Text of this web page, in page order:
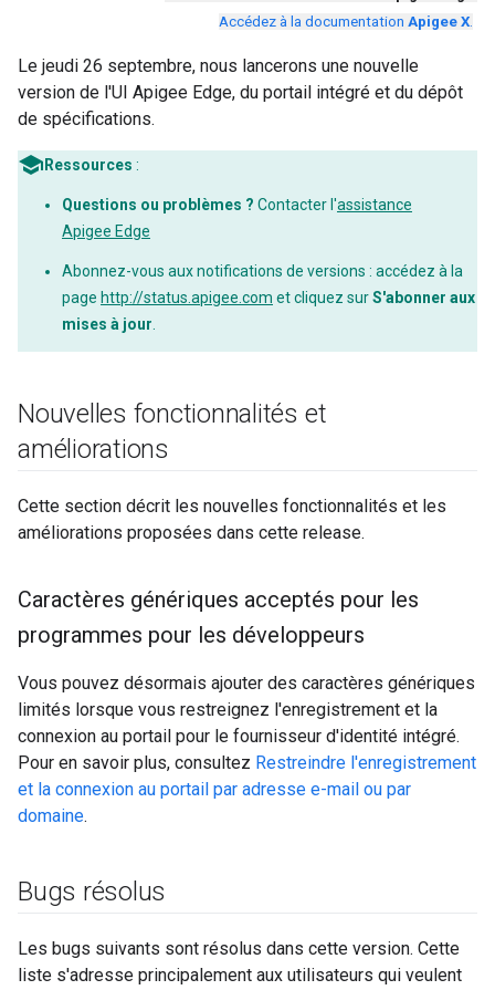
Accédez à la documentation Apigee X.
Le jeudi 26 septembre, nous lancerons une nouvelle
version de l'UI Apigee Edge, du portail intégré et du dépôt
de spécifications.
Ressources :
Questions ou problèmes ? Contacter l'assistance
Apigee Edge
Abonnez-vous aux notifications de versions : accédez à la
page http://status.apigee.com et cliquez surS'abonner aux
mises à jour
Nouvelles fonctionnalités et
améliorations
Cette section décrit les nouvelles fonctionnalités et les
améliorations proposées dans cette release.
Caractères génériques acceptés pour les
programmes pour les développeurs
Vous pouvez désormais ajouter des caractères génériques
limités lorsque vous restreignez l'enregistrement et la
connexion au portail pour le fournisseur d'identité intégré.
Pour en savoir plus, consultez Restreindre l'enregistrement
et la connexion au portail par adresse e-mail ou par
domaine.
Bugs résolus
Les bugs suivants sont résolus dans cette version. Cette
liste s'adresse principalement aux utilisateurs qui veulent